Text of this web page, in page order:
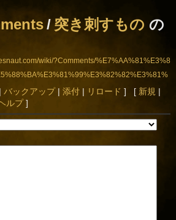
/ 突き刺すもの の
wiki/?Comments/%E7%AA%81%E3%8
| バックアップ| 添付| リロード ] [ 新規 |
ルプ]